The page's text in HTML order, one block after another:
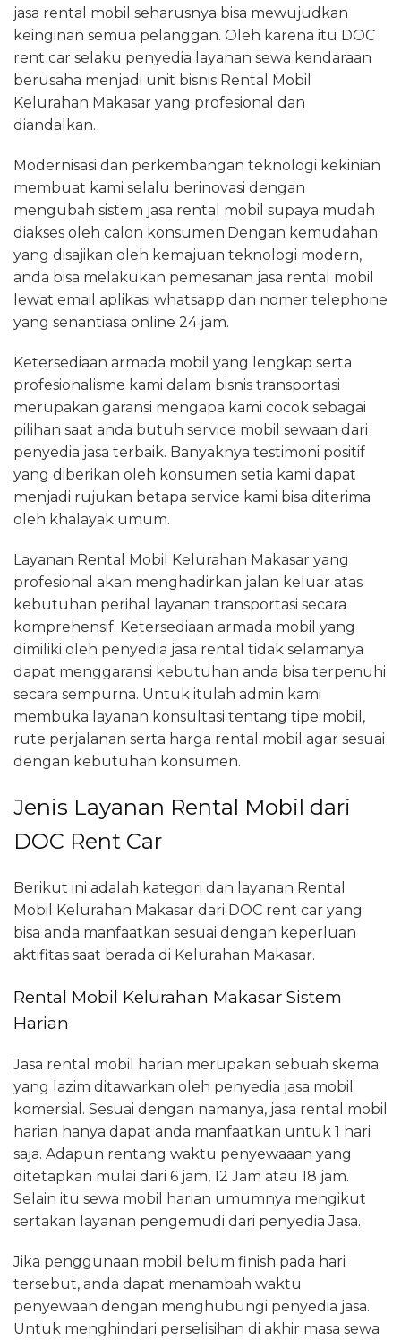
jasa rental mobil seharusnya bisa mewujudkan
keinginan semua pelanggan. Oleh karena itu DOC
rent car selaku penyedia layanan sewa kendaraan
berusaha menjadi unit bisnis Rental Mobil
Kelurahan Makasar yang profesional dan
diandalkan.
Modernisasi dan perkembangan teknologi kekinian
membuat kami selalu berinovasi dengan
mengubah sistem jasa rental mobil supaya mudah
diakses oleh calon konsumen.Dengan kemudahan
yang disajikan oleh kemajuan teknologi modern,
anda bisa melakukan pemesanan jasa rental mobil
lewat email aplikasi whatsapp dan nomer telephone
yang senantiasa online 24 jam.
Ketersediaan armada mobil yang lengkap serta
profesionalisme kami dalam bisnis transportasi
merupakan garansi mengapa kami cocok sebagai
pilihan saat anda butuh service mobil sewaan dari
penyedia jasa terbaik. Banyaknya testimoni positif
yang diberikan oleh konsumen setia kami dapat
menjadi rujukan betapa service kami bisa diterima
oleh khalayak umum.
Layanan Rental Mobil Kelurahan Makasar yang
profesional akan menghadirkan jalan keluar atas
kebutuhan perihal layanan transportasi secara
komprehensif. Ketersediaan armada mobil yang
dimiliki oleh penyedia jasa rental tidak selamanya
dapat menggaransi kebutuhan anda bisa terpenuhi
secara sempurna. Untuk itulah admin kami
membuka layanan konsultasi tentang tipe mobil,
rute perjalanan serta harga rental mobil agar sesuai
dengan kebutuhan konsumen.
Jenis Layanan Rental Mobil dari
DOC Rent Car
Berikut ini adalah kategori dan layanan Rental
Mobil Kelurahan Makasar dari DOC rent car yang
bisa anda manfaatkan sesuai dengan keperluan
aktifitas saat berada di Kelurahan Makasar.
Rental Mobil Kelurahan Makasar Sistem
Harian
Jasa rental mobil harian merupakan sebuah skema
yang lazim ditawarkan oleh penyedia jasa mobil
komersial. Sesuai dengan namanya, jasa rental mobil
harian hanya dapat anda manfaatkan untuk 1 hari
saja. Adapun rentang waktu penyewaaan yang
ditetapkan mulai dari 6 jam, 12 Jam atau 18 jam.
Selain itu sewa mobil harian umumnya mengikut
sertakan layanan pengemudi dari penyedia Jasa.
Jika penggunaan mobil belum finish pada hari
tersebut, anda dapat menambah waktu
penyewaan dengan menghubungi penyedia jasa.
Untuk menghindari perselisihan di akhir masa sewa